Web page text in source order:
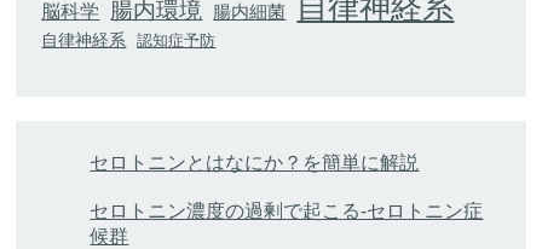
脳科学 腸内環境 腸内細菌 自律神経系
自律神経系 認知症予防
セロトニンとはなにか？を簡単に解説
セロトニン濃度の過剰で起こる-セロトニン症
候群